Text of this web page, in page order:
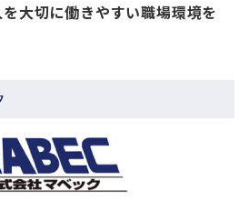
大切に働きやすい職場環境を